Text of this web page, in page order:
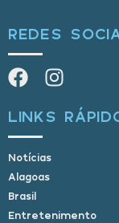
REDES
LINKS
Notícias
Alagoas
Brasil
Entretenimento